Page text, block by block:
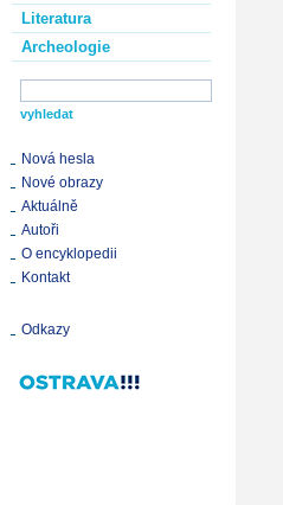
Literatura
Archeologie
Nová hesla
Nové obrazy
Aktuálně
Autoři
O encyklopedii
Kontakt
Odkazy